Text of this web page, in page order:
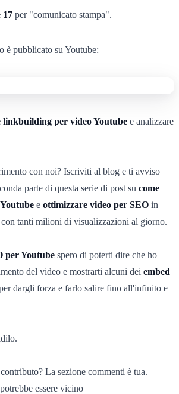
17 per "comunicato stampa".
è pubblicato su Youtube:
linkbuilding per video Youtube e analizzare
con noi? Iscriviti al blog e ti avviso
parte di questa serie di post su come
e ottimizzare video per SEO in
tanti milioni di visualizzazioni al giorno.
per Youtube spero di poterti dire che ho
del video e mostrarti alcuni dei embed
dargli forza e farlo salire fino all'infinito e
La sezione commenti è tua.
essere vicino